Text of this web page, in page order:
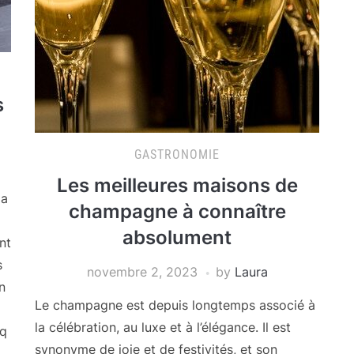
GASTRONOMIE
Les meilleures maisons de
champagne à connaître
absolument
novembre 2, 2023 by Laura
Le champagne est depuis longtemps associé à
la célébration, au luxe et à l’élégance. Il est
synonyme de joie et de festivités, et son